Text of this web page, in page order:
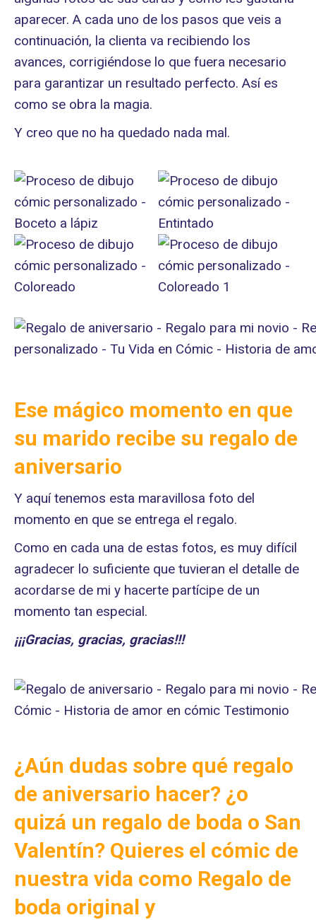
aparecer. A cada uno de los pasos que veis a
continuación, la clienta va recibiendo los
avances, corrigiéndose lo que fuera necesario
para garantizar un resultado perfecto. Así es
como se obra la magia.
Y creo que no ha quedado nada mal.
Ese mágico momento en que
su marido recibe su regalo de
aniversario
Y aquí tenemos esta maravillosa foto del
momento en que se entrega el regalo.
Como en cada una de estas fotos, es muy difícil
agradecer lo suficiente que tuvieran el detalle de
acordarse de mi y hacerte partícipe de un
momento tan especial.
¡¡¡Gracias, gracias, gracias!!!
¿Aún dudas sobre qué regalo
de aniversario hacer? ¿o
quizá un regalo de boda o San
Valentín? Quieres el cómic de
nuestra vida como Regalo de
boda original y